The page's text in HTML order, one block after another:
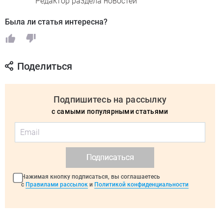
Была ли статья интересна?
Поделиться
Подпишитесь на рассылку
с самыми популярными статьями
Подписаться
Нажимая кнопку подписаться, вы соглашаетесь
с Правилами рассылок и Политикой конфиденциальности